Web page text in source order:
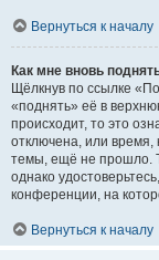
Вернуться к началу
Как мне вновь
Щёлкнув по ссылке
«поднять» её в
происходит, то это
отключена, или время,
темы, ещё не прошло.
однако
конференции, на
Вернуться к началу